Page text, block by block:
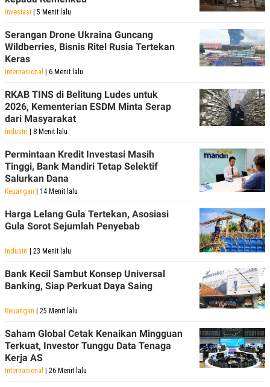
Investasi | 5 Menit lalu
Serangan Drone Ukraina Guncang
Wildberries, Bisnis Ritel Rusia Tertekan
Keras
Internasional | 6 Menit lalu
RKAB TINS di Belitung Ludes untuk
2026, Kementerian ESDM Minta Serap
dari Masyarakat
Industri | 8 Menit lalu
Permintaan Kredit Investasi Masih
Tinggi, Bank Mandiri Tetap Selektif
Salurkan Dana
Keuangan | 14 Menit lalu
Harga Lelang Gula Tertekan, Asosiasi
Gula Sorot Sejumlah Penyebab
Industri | 23 Menit lalu
Bank Kecil Sambut Konsep Universal
Banking, Siap Perkuat Daya Saing
Keuangan | 25 Menit lalu
Saham Global Cetak Kenaikan Mingguan
Terkuat, Investor Tunggu Data Tenaga
Kerja AS
Internasional | 26 Menit lalu